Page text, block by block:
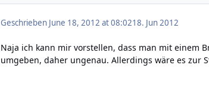
Geschrieben June 18, 2012 at 08:0218. Jun 2012
Naja ich kann mir vorstellen, dass man mit einem
umgeben, daher ungenau. Allerdings wäre es zur